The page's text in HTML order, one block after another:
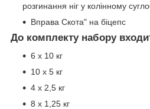
розгинання ніг у колінному
Вправа Скота" на біцепс
До комплекту набору
6 x 10 кг
10 x 5 кг
4 x 2,5 кг
8 x 1,25 кг